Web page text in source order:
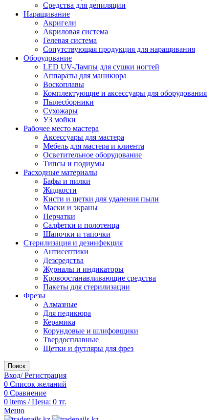
Средства для депиляции
Наращивание
Акригели
Акриловая система
Гелевая система
Сопутствующая продукция для наращивания
Оборудование
LED UV-Лампы для сушки ногтей
Аппараты для маникюра
Воскоплавы
Комплектующие и аксессуары для оборудования
Пылесборники
Сухожары
УЗ мойки
Рабочее место мастера
Аксессуары для мастера
Мебель для мастера и клиента
Осветительное оборудование
Типсы и подиумы
Расходные материалы
Бафы и пилки
Жидкости
Кисти и щетки для удаления пыли
Маски и экраны
Перчатки
Салфетки и полотенца
Шапочки и тапочки
Стерилизация и дезинфекция
Антисептики
Дезсредства
Журналы и индикаторы
Кровоостанавливающие средства
Пакеты для стерилизации
Фрезы
Алмазные
Для педикюра
Керамика
Корундовые и шлифовщики
Твердосплавные
Щетки и футляры для фрез
Поиск
Вход/ Регистрация
0 Список желаний
0 Сравнение
0 items / Цена: 0 тг.
Меню